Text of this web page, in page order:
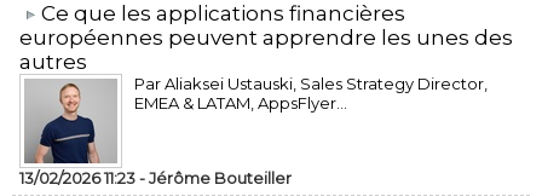
​Ce que les applications financières
européennes peuvent apprendre les unes des
autres
Par Aliaksei Ustauski, Sales Strategy Director,
EMEA & LATAM, AppsFlyer...
13/02/2026 11:23 -Jérôme Bouteiller